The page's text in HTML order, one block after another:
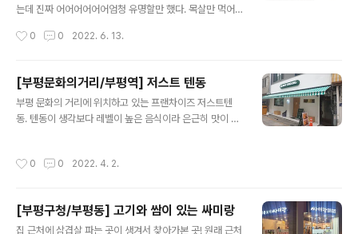
는데 진짜 어어어어어어엄청 유명할만 했다. 목살만 먹어
지 화력도 좋고 향도 좋고 잘 꺼지지도 않았다.
0 0 2022. 6. 13.
[부평문화의거리/부평역] 저스트 텐동
부평 문화의 거리에 위치하고 있는 프랜차이즈 저스트텐
동. 텐동이 생각보다 레벨이 높은 음식이라 은근히 맛이 떨
상 단품에는 새우튀김2, 꽈리고추튀김1, 김튀김1, 호박튀김
이라 너무 좋았었다.
0 0 2022. 4. 2.
[부평구청/부평동] 고기와 쌈이 있는 싸미랑
집 근처에 삼겹살 파는 곳이 생겨서 찾아가본 곳! 원래 근처